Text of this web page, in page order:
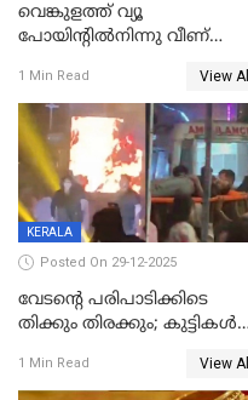
വെങ്കുളത്ത് വ്യൂ
പോയിന്റിൽനിന്നു വീണ്
1 Min Read View All
KERALA
Posted On 29-12-2025
വേടന്റെ പരിപാടിക്കിടെ
തിക്കും തിരക്കും; കുട്ടികള്‍
പരിക്ക്; പാളം മറികടന്ന
1 Min Read View All